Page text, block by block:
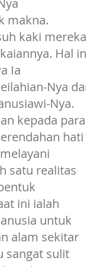
makna.
kaki
Hal
Ia
Nya
Nya.
kepada para
hati
satu realitas
ini ialah
untuk
alam sekitar
sangat sulit